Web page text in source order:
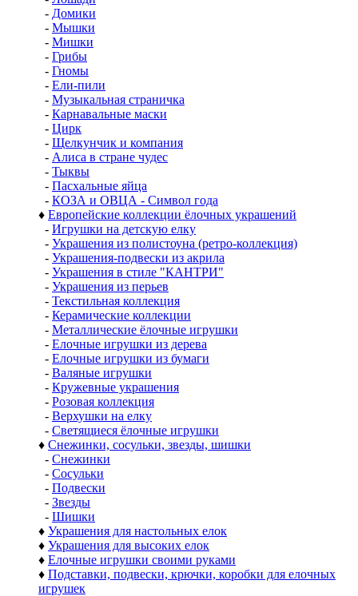
- Домики
- Мышки
- Мишки
- Грибы
- Гномы
- Ели-пили
- Музыкальная страничка
- Карнавальные маски
- Цирк
- Щелкунчик и компания
- Алиса в стране чудес
- Тыквы
- Пасхальные яйца
- КОЗА и ОВЦА - Символ года
♦ Европейские коллекции ёлочных украшений
- Игрушки на детскую елку
- Украшения из полистоуна (ретро-коллекция)
- Украшения-подвески из акрила
- Украшения в стиле "КАНТРИ"
- Украшения из перьев
- Текстильная коллекция
- Керамические коллекции
- Металлические ёлочные игрушки
- Елочные игрушки из дерева
- Елочные игрушки из бумаги
- Валяные игрушки
- Кружевные украшения
- Розовая коллекция
- Верхушки на елку
- Светящиеся ёлочные игрушки
♦ Снежинки, сосульки, звезды, шишки
- Снежинки
- Сосульки
- Подвески
- Звезды
- Шишки
♦ Украшения для настольных елок
♦ Украшения для высоких елок
♦ Елочные игрушки своими руками
♦ Подставки, подвески, крючки, коробки для елочных
игрушек